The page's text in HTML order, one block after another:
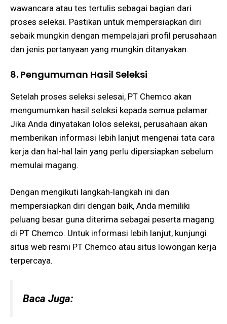
wawancara atau tes tertulis sebagai bagian dari
proses seleksi. Pastikan untuk mempersiapkan diri
sebaik mungkin dengan mempelajari profil perusahaan
dan jenis pertanyaan yang mungkin ditanyakan​.
8. Pengumuman Hasil Seleksi
Setelah proses seleksi selesai, PT Chemco akan
mengumumkan hasil seleksi kepada semua pelamar.
Jika Anda dinyatakan lolos seleksi, perusahaan akan
memberikan informasi lebih lanjut mengenai tata cara
kerja dan hal-hal lain yang perlu dipersiapkan sebelum
memulai magang​​.
Dengan mengikuti langkah-langkah ini dan
mempersiapkan diri dengan baik, Anda memiliki
peluang besar guna diterima sebagai peserta magang
di PT Chemco. Untuk informasi lebih lanjut, kunjungi
situs web resmi PT Chemco atau situs lowongan kerja
terpercaya.
Baca Juga: